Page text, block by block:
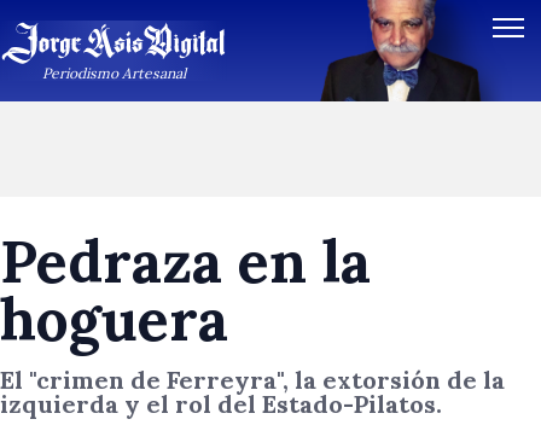
Periodismo Artesanal
Pedraza en la
hoguera
El "crimen de Ferreyra", la extorsión de la
izquierda y el rol del Estado-Pilatos.